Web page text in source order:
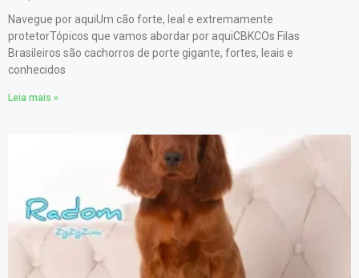
Navegue por aquiUm cão forte, leal e extremamente
protetorTópicos que vamos abordar por aquiCBKCOs Filas
Brasileiros são cachorros de porte gigante, fortes, leais e
conhecidos
Leia mais »